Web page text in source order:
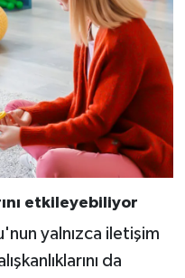
etkileyebiliyor
yalnızca iletişim
da